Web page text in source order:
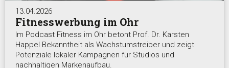
13.04.2026
Fitnesswerbung im Ohr
Im Podcast Fitness im Ohr betont Prof. Dr. Karsten
Happel Bekanntheit als Wachstumstreiber und zeigt
Potenziale lokaler Kampagnen für Studios und
nachhaltigen Markenaufbau.